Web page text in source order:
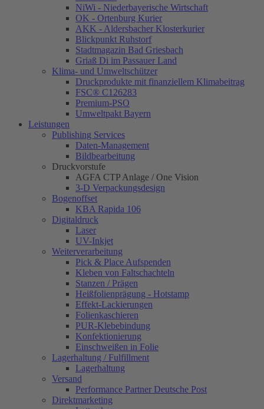
NiWi - Niederbayerische Wirtschaft
OK - Ortenburg Kurier
AKK - Aldersbacher Klosterkurier
Blickpunkt Ruhstorf
Stadtmagazin Bad Griesbach
Griaß Di im Passauer Land
Klima- und Umweltschützer
Druckprodukte mit finanziellem Klimabeitrag
FSC® C126283
Premium-PSO
Umweltpakt Bayern
Leistungen
Publishing Services
Daten-Management
Bildbearbeitung
Druckvorstufe
AGFA CTP Anlage / One Vision
3-D Verpackungsdesign
Bogenoffset
KBA Rapida 106
Digitaldruck
Laser
UV-Inkjet
Weiterverarbeitung
Pick & Place Aufspenden
Kleben von Faltschachteln
Stanzen / Prägen
Heißfolienprägung - Hotstamp
Effekt-Lackierungen
Folienkaschieren
PUR-Klebebindung
Konfektionierung
Einschweißen in Folie
Lagerhaltung / Fulfillment
Lagerhaltung
Versand
Performance Partner Deutsche Post
Direktmarketing